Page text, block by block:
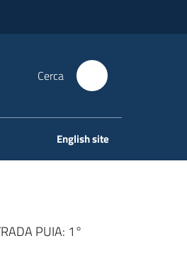
Cerca
English site
PUIA: 1°